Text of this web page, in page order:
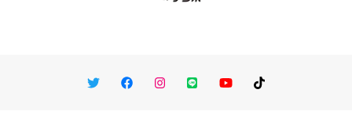
TwitterFacebookInstagram
LINE You TubeTikTok